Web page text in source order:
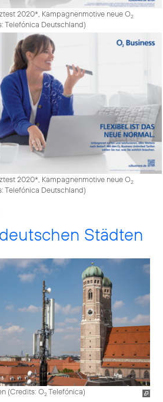
2020*, Kampagnenmotive neue O2
Telefónica Deutschland)
2020*, Kampagnenmotive neue O2
Telefónica Deutschland)
Städten
(Credits: O2Telefónica)